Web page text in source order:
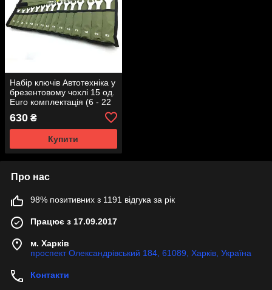
Набір ключів Автотехніка у
брезентовому чохлі 15 од.
Euro комплектація (6 - 22
630 ₴
Купити
Про нас
98% позитивних з 1191 відгука за рік
Працює з 17.09.2017
м. Харків
проспект Олександрівський 184, 61089, Харків, Україна
Контакти